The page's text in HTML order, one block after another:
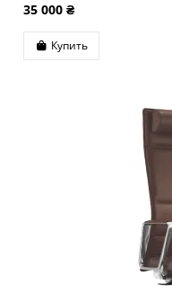
35 000 ₴
Купить